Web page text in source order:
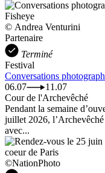
© Andrea Venturini
Partenaire
Terminé
Festival
Conversations
06.07
11.07
Cour de l'Archevêché
Pendant la semaine
juillet 2026,
avec...
©NationPhoto